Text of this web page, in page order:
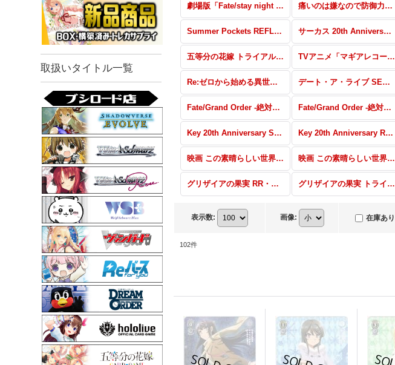
取扱いタイトル一覧
劇場版「Fate/stay night [Heaven’s Feel]」Vol.2 RR・R・U・C・CR・CC 痛いのは嫌なので防御力に極振りしたいと思います SEC・SP・RRR・SR・PR
Summer Pockets REFLECTION BLUE RR・R・U・C・CR・CC サーカス 20th Anniversary SEC・SP・SGNM・RRR・SR・PR
五等分の花嫁 トライアルデッキ+ TVアニメ「マギアレコード 魔法少女まどか☆マギカ外伝」SP・RRR・SR・PR
Re:ゼロから始める異世界生活 氷結の絆 RR・R・U・C デート・ア・ライブ SEC・SP・RRR・SR・PR
Fate/Grand Order -絶対魔獣戦線バビロニア- RR・R・U・C・CR・CC Fate/Grand Order -絶対魔獣戦線バビロニア- トライアルデッキ＋
Key 20th Anniversary SEC・SP・RRR・SR・PR Key 20th Anniversary RR・R・U・C・CR・CC
映画 この素晴らしい世界に祝福を！紅伝説 SSP・SP・RRR・SR・PR 映画 この素晴らしい世界に祝福を！紅伝説 RR・R・U・C・CR・CC
グリザイアの果実 RR・R・U・C・CR・CC グリザイアの果実 トライアルデッキ＋
表示数: 画像: 在庫あり
102件